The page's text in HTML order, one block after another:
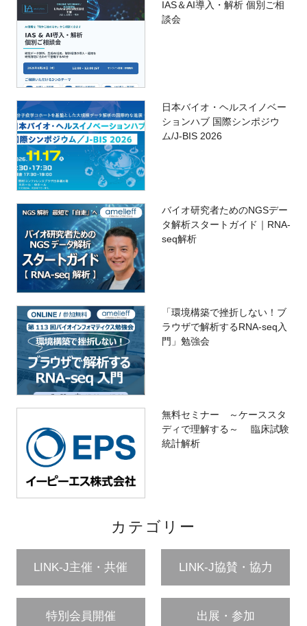
IAS＆AI導入・解析 個別ご相
談会
日本バイオ・ヘルスイノベー
ションハブ 国際シンポジウ
ム/J-BIS 2026
バイオ研究者ためのNGSデー
タ解析スタートガイド｜RNA-
seq解析
「環境構築で挫折しない！ブ
ラウザで解析するRNA-seq入
門」勉強会
無料セミナー ～ケーススタ
ディで理解する～ 臨床試験
統計解析
カテゴリー
LINK-J主催・共催 LINK-J協賛・協力
特別会員開催 出展・参加